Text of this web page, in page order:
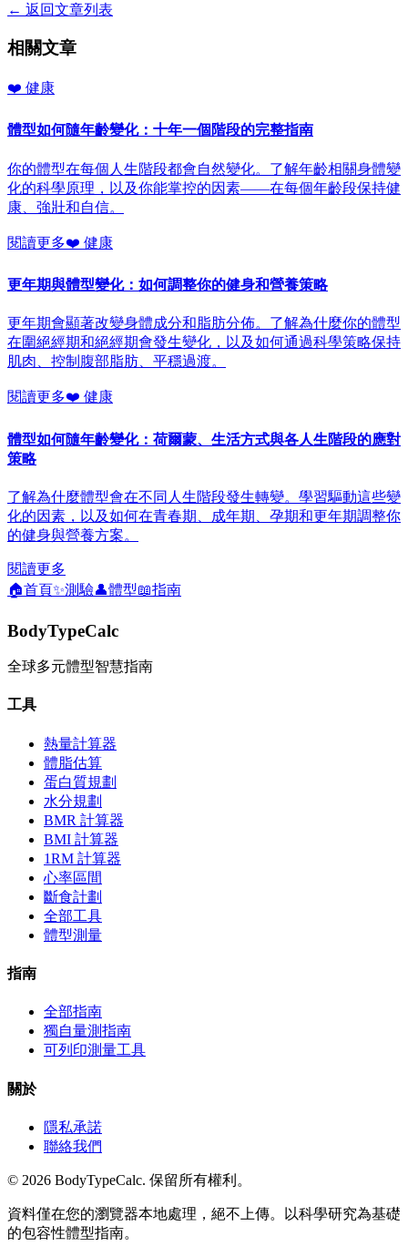
← 返回文章列表
相關文章
❤️ 健康
體型如何隨年齡變化：十年一個階段的完整指南
你的體型在每個人生階段都會自然變化。了解年齡相關身體變
化的科學原理，以及你能掌控的因素——在每個年齡段保持健
康、強壯和自信。
閱讀更多❤️ 健康
更年期與體型變化：如何調整你的健身和營養策略
更年期會顯著改變身體成分和脂肪分佈。了解為什麼你的體型
在圍絕經期和絕經期會發生變化，以及如何通過科學策略保持
肌肉、控制腹部脂肪、平穩過渡。
閱讀更多❤️ 健康
體型如何隨年齡變化：荷爾蒙、生活方式與各人生階段的應對
策略
了解為什麼體型會在不同人生階段發生轉變。學習驅動這些變
化的因素，以及如何在青春期、成年期、孕期和更年期調整你
的健身與營養方案。
閱讀更多
🏠首頁✨測驗👤體型📖指南
BodyTypeCalc
全球多元體型智慧指南
工具
熱量計算器
體脂估算
蛋白質規劃
水分規劃
BMR 計算器
BMI 計算器
1RM 計算器
心率區間
斷食計劃
全部工具
體型測量
指南
全部指南
獨自量測指南
可列印測量工具
關於
隱私承諾
聯絡我們
© 2026 BodyTypeCalc. 保留所有權利。
資料僅在您的瀏覽器本地處理，絕不上傳。以科學研究為基礎
的包容性體型指南。